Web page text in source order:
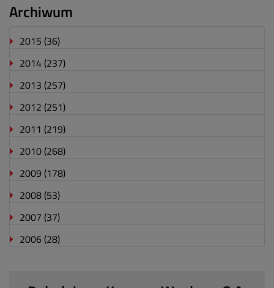
Archiwum
2015 (36)
2014 (237)
2013 (257)
2012 (251)
2011 (219)
2010 (268)
2009 (178)
2008 (53)
2007 (37)
2006 (28)